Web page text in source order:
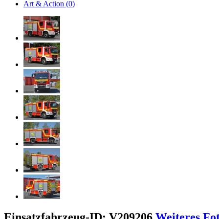
Art & Action (0)